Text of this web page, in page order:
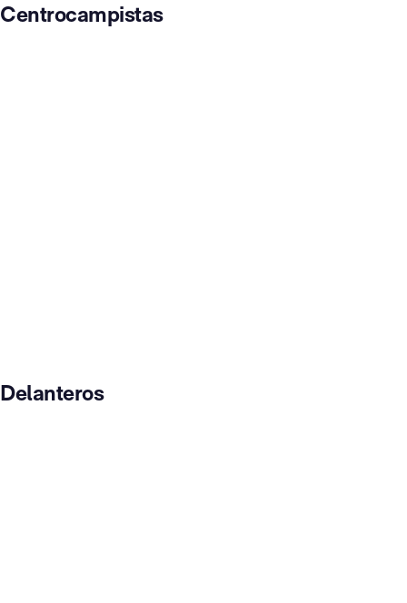
Centrocampistas
Delanteros